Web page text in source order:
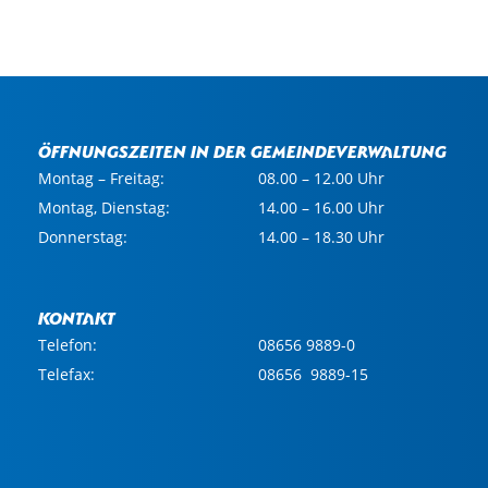
Öffnungszeiten in der Gemeindeverwaltung
Montag – Freitag:
08.00 – 12.00 Uhr
Montag, Dienstag:
14.00 – 16.00 Uhr
Donnerstag:
14.00 – 18.30 Uhr
Kontakt
Telefon:
08656 9889-0
Telefax:
08656 9889-15